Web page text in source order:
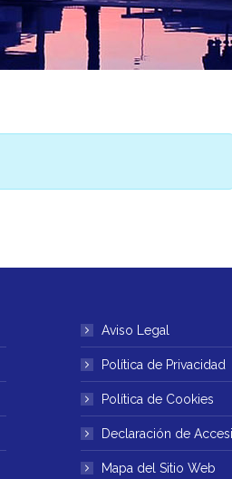
Aviso Legal
Política de Privacidad
Política de Cookies
Declaración de
Mapa del Sitio Web